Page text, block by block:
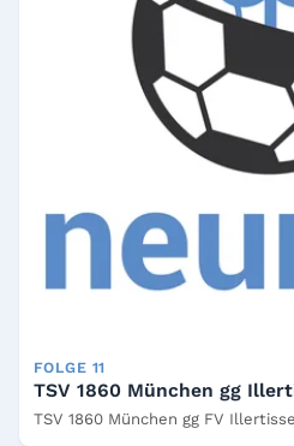
FOLGE 11
TSV 1860 München gg
TSV 1860 München gg FV